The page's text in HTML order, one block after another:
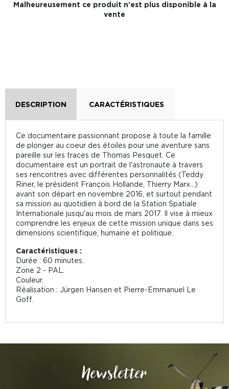
Malheureusement ce produit n'est plus disponible à la
vente
DESCRIPTION CARACTÉRISTIQUES
Ce documentaire passionnant propose à toute la famille
de plonger au coeur des étoiles pour une aventure sans
pareille sur les traces de Thomas Pesquet. Ce
documentaire est un portrait de l'astronaute à travers
ses rencontres avec différentes personnalités (Teddy
Riner, le président François Hollande, Thierry Marx...)
avant son départ en novembre 2016, et surtout pendant
sa mission au quotidien à bord de la Station Spatiale
Internationale jusqu'au mois de mars 2017. Il vise à mieux
comprendre les enjeux de cette mission unique dans ses
dimensions scientifique, humaine et politique.
Caractéristiques :
Durée : 60 minutes.
Zone 2 - PAL.
Couleur.
Réalisation : Jürgen Hansen et Pierre-Emmanuel Le
Goff.
Newsletter